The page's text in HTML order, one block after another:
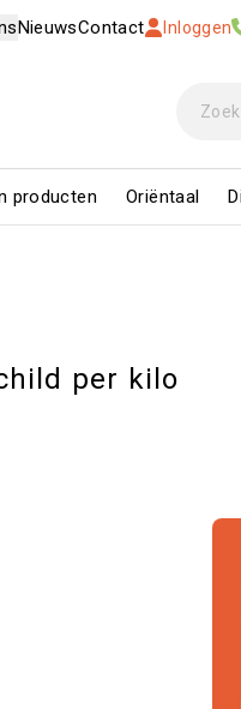
NieuwsContact Inloggen
producten Oriëntaal
per kilo